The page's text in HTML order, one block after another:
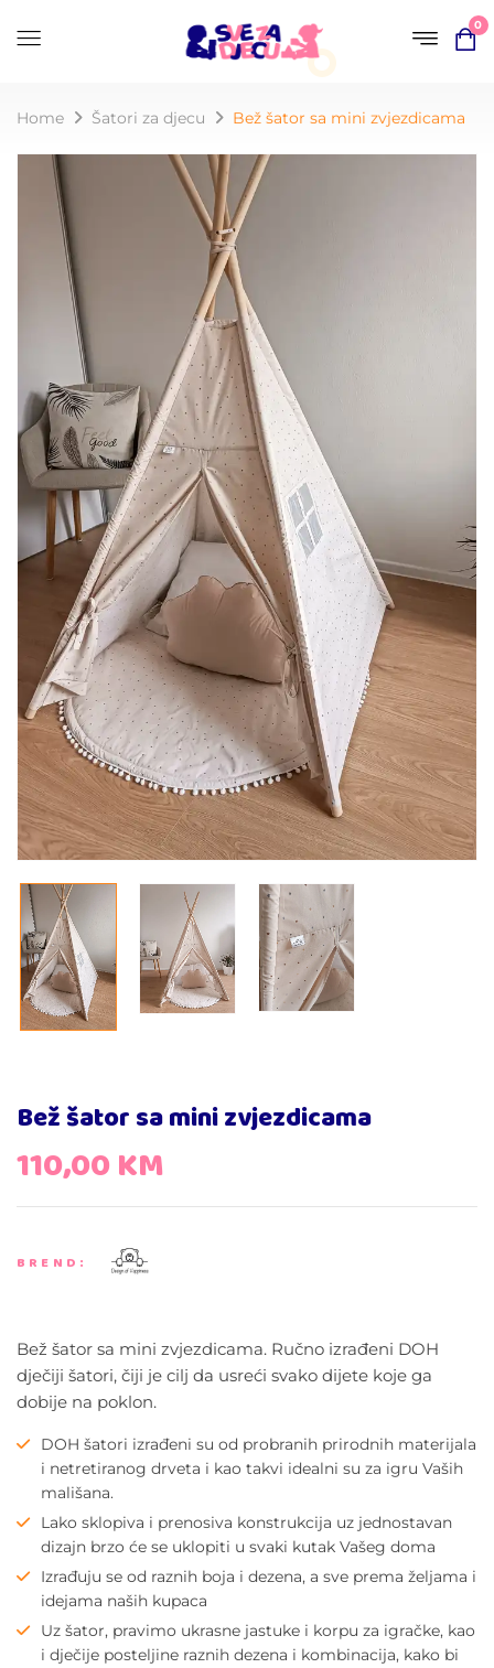
0
Home Šatori za djecu Bež šator sa mini zvjezdicama
Bež šator sa mini zvjezdicama
110,00KM
BREND:
Bež šator sa mini zvjezdicama. Ručno izrađeni DOH
dječiji šatori, čiji je cilj da usreći svako dijete koje ga
dobije na poklon.
DOH šatori izrađeni su od probranih prirodnih materijala
i netretiranog drveta i kao takvi idealni su za igru Vaših
mališana.
Lako sklopiva i prenosiva konstrukcija uz jednostavan
dizajn brzo će se uklopiti u svaki kutak Vašeg doma
Izrađuju se od raznih boja i dezena, a sve prema željama i
idejama naših kupaca
Uz šator, pravimo ukrasne jastuke i korpu za igračke, kao
i dječije posteljine raznih dezena i kombinacija, kako bi